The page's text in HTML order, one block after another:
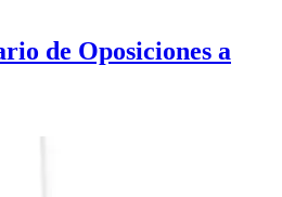
de Oposiciones a